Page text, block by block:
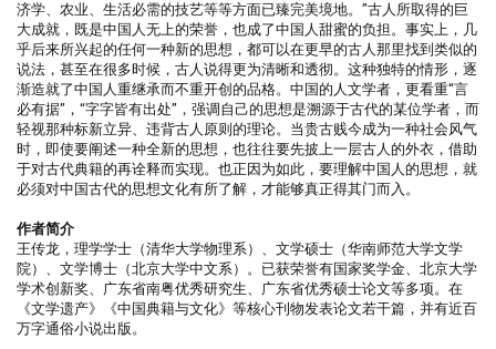
济学、农业、生活必需的技艺等等方面已臻完美境地。”古人所取得的巨
大成就，既是中国人无上的荣誉，也成了中国人甜蜜的负担。事实上，几
乎后来所兴起的任何一种新的思想，都可以在更早的古人那里找到类似的
说法，甚至在很多时候，古人说得更为清晰和透彻。这种独特的情形，逐
渐造就了中国人重继承而不重开创的品格。中国的人文学者，更看重“言
必有据”，“字字皆有出处”，强调自己的思想是溯源于古代的某位学者，而
轻视那种标新立异、违背古人原则的理论。当贵古贱今成为一种社会风气
时，即使要阐述一种全新的思想，也往往要先披上一层古人的外衣，借助
于对古代典籍的再诠释而实现。也正因为如此，要理解中国人的思想，就
必须对中国古代的思想文化有所了解，才能够真正得其门而入。
作者简介
王传龙，理学学士（清华大学物理系）、文学硕士（华南师范大学文学
院）、文学博士（北京大学中文系）。已获荣誉有国家奖学金、北京大学
学术创新奖、广东省南粤优秀研究生、广东省优秀硕士论文等多项。在
《文学遗产》《中国典籍与文化》等核心刊物发表论文若干篇，并有近百
万字通俗小说出版。